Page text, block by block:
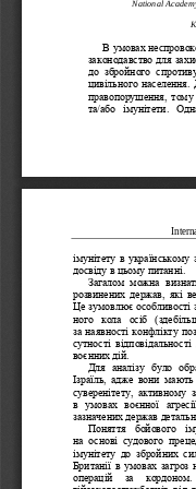
National
В умовах
законодавство для
до  збройного
цивільного населення.
правопорушення, тому
та/або  імунітети.
імунітету в українському
досвіду в цьому питанні.
Загалом  можна
розвинених  держав,  які
Це зумовлює особливості
ного
кола осіб (
за наявності конфлікту
сутності відповідальності
воєнних дій.
Для  аналізу  було
Ізраїль,  адже  вони  мають
суверенітету,  активному
в  умовах  воєнної
зазначених держав
Поняття  бойового
на  основі  судового
імунітету  до  збройних
Британії в умовах загроз
операцій   за   кордоном.